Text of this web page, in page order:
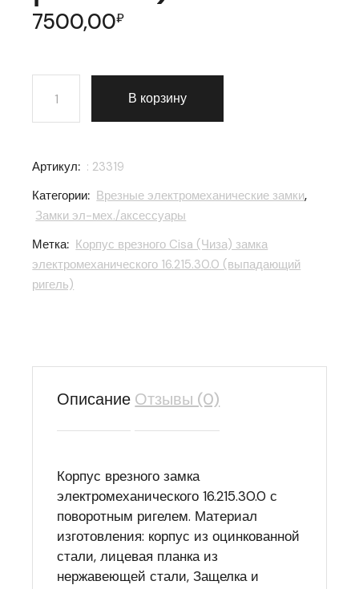
7500,00₽
Количество товара Корпус врезного Cisa (Чиза)
В корзину
Артикул: : 23319
Категории: Врезные электромеханические замки,
Замки эл-мех./аксессуары
Метка: Корпус врезного Cisa (Чиза) замка
электромеханического 16.215.30.0 (выпадающий
ригель)
Описание Отзывы (0)
Корпус врезного замка
электромеханического 16.215.30.0 с
поворотным ригелем. Материал
изготовления: корпус из оцинкованной
стали, лицевая планка из
нержавеющей стали, Защелка и